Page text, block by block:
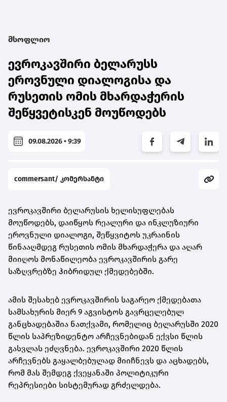
მსოფლიო
ევროკავშირი ბელარუსს
ეროვნული დიალოგისა და
რუსეთის ომის მხარდაჭერის
შეწყვეტისკენ მოუწოდებს
09.08.2026 • 9:39
commersant/ კომერსანტი
ევროკავშირი ბელარუსის ხელისუფლებას
მოუწოდებს, დაიწყოს რეალური და ინკლუზიური
ეროვნული დიალოგი, შეწყვიტოს უკრაინის
წინააღმდეგ რუსეთის ომის მხარდაჭერა და აღარ
მიიღოს მონაწილეობა ევროკავშირის გარე
საზღვრებზე ჰიბრიდულ ქმედებებში.
ამის შესახებ ევროკავშირის საგარეო ქმედებათა
სამსახურის მიერ 9 აგვისტოს გავრცელებულ
განცხადებაშია ნათქვამი, რომელიც ბელარუსში 2020
წლის საპრეზიდენტო არჩევნებიდან ექვსი წლის
გასვლას ეძღვნება. ევროკავშირი 2020 წლის
არჩევნებს გაყალბებულად მიიჩნევს და აცხადებს,
რომ მას შემდეგ ქვეყანაში პოლიტიკური
რეპრესიები სისტემურად გრძელდება.